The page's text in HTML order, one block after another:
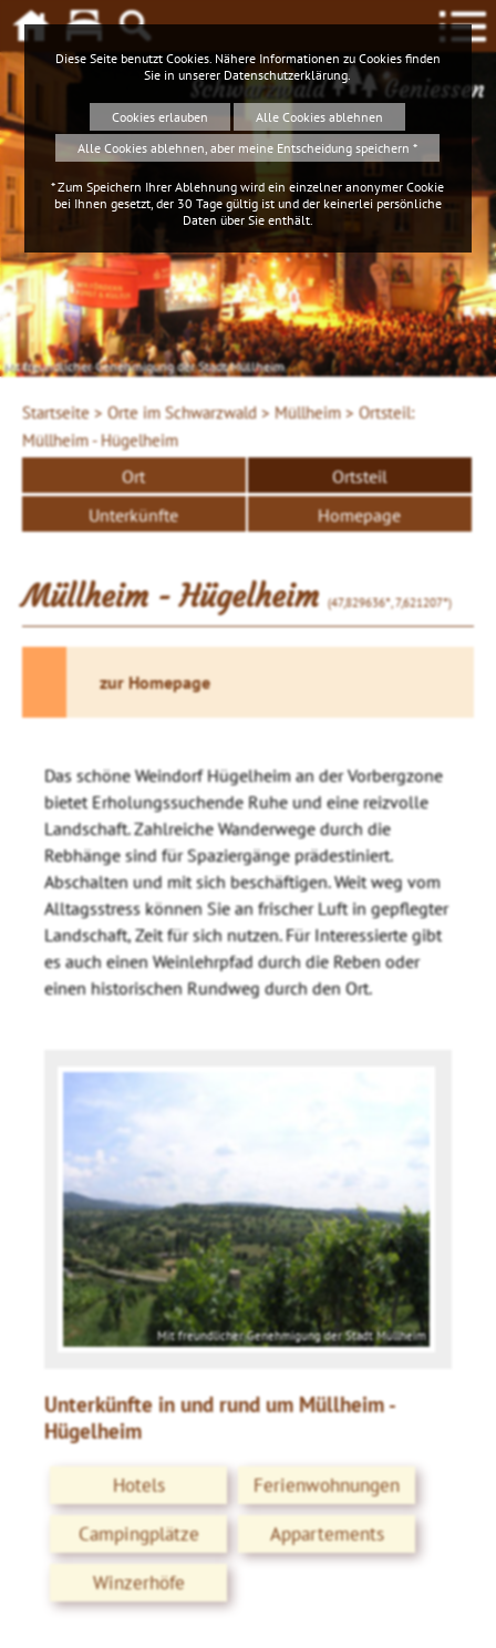
Schwarzwald Geniessen
Mit freundlicher Genehmigung der Stadt Müllheim
Startseite > Orte im Schwarzwald > Müllheim >Ortsteil:
Müllheim - Hügelheim
Ort
Ortsteil
Unterkünfte
Homepage
Müllheim - Hügelheim(47,829636°, 7,621207°)
zur Homepage
Das schöne Weindorf Hügelheim an der Vorbergzone
bietet Erholungssuchende Ruhe und eine reizvolle
Landschaft. Zahlreiche Wanderwege durch die
Rebhänge sind für Spaziergänge prädestiniert.
Abschalten und mit sich beschäftigen. Weit weg vom
Alltagsstress können Sie an frischer Luft in gepflegter
Landschaft, Zeit für sich nutzen. Für Interessierte gibt
es auch einen Weinlehrpfad durch die Reben oder
einen historischen Rundweg durch den Ort.
Mit freundlicher Genehmigung der Stadt Müllheim
Unterkünfte in und rund um Müllheim -
Hügelheim
Hotels
Ferienwohnungen
Campingplätze
Appartements
Winzerhöfe
Diese Seite benutzt Cookies. Nähere Informationen zu Cookies finden
Sie in unserer Datenschutzerklärung.
Cookies erlauben
Alle Cookies ablehnen
Alle Cookies ablehnen, aber meine Entscheidung speichern *
* Zum Speichern Ihrer Ablehnung wird ein einzelner anonymer Cookie
bei Ihnen gesetzt, der 30 Tage gültig ist und der keinerlei persönliche
Daten über Sie enthält.